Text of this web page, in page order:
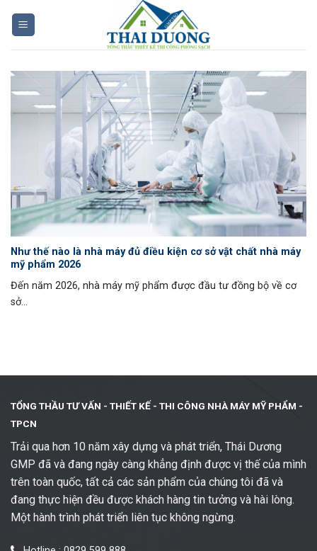
Như thế nào là nhà máy đủ điều kiện cơ sở vật chất nhà máy
mỹ phẩm 2026
Đến năm 2026, nhà máy mỹ phẩm được đầu tư đồng bộ về cơ
sở...
TỔNG THẦU TƯ VẤN - THIẾT KẾ - THI CÔNG NHÀ MÁY MỸ PHẨM -
TPCN
Trải qua hơn 10 năm xây dựng và phát triển, Thái Dương
GMP đã và đang ngày càng khẳng định được vị thế của mình
trên toàn quốc, tất cả các sản phẩm của chúng tôi đã và
đang thực hiện đều được khách hàng tin tưởng và hài lòng.
Một hành trình phát triển liên tục không ngừng.